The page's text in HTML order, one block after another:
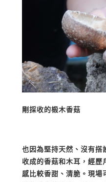
剛採收的椴木香菇
也因為堅持天然、沒有搭
收成的香菇和木耳，經歷
感比較香甜、清脆。現場